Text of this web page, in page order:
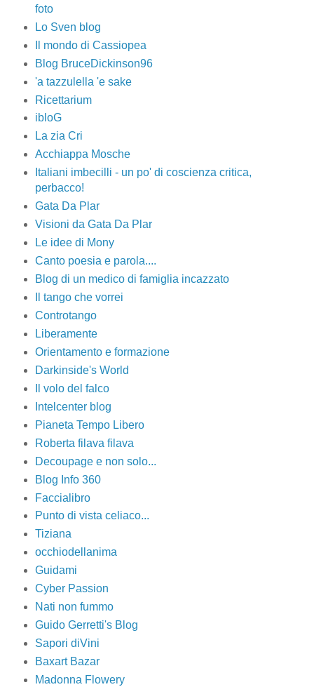
foto
Lo Sven blog
Il mondo di Cassiopea
Blog BruceDickinson96
'a tazzulella 'e sake
Ricettarium
ibloG
La zia Cri
Acchiappa Mosche
Italiani imbecilli - un po' di coscienza critica,
perbacco!
Gata Da Plar
Visioni da Gata Da Plar
Le idee di Mony
Canto poesia e parola....
Blog di un medico di famiglia incazzato
Il tango che vorrei
Controtango
Liberamente
Orientamento e formazione
Darkinside's World
Il volo del falco
Intelcenter blog
Pianeta Tempo Libero
Roberta filava filava
Decoupage e non solo...
Blog Info 360
Faccialibro
Punto di vista celiaco...
Tiziana
occhiodellanima
Guidami
Cyber Passion
Nati non fummo
Guido Gerretti's Blog
Sapori diVini
Baxart Bazar
Madonna Flowery